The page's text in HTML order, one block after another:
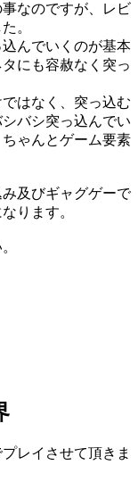
なのですが、レビ
。
んでいくのが基本
にも容赦なく突っ
はなく、突っ込む
バシ突っ込んでい
ゃんとゲーム要素
及びギャグゲーで
ります。
レイさせて頂きま